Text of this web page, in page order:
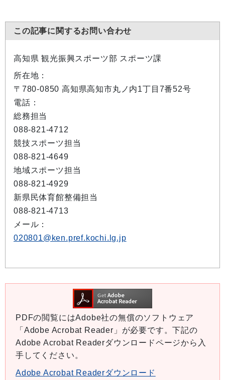
この記事に関するお問い合わせ
高知県 観光振興スポーツ部 スポーツ課
所在地：
〒780-0850 高知県高知市丸ノ内1丁目7番52号
電話：
総務担当
088-821-4712
競技スポーツ担当
088-821-4649
地域スポーツ担当
088-821-4929
新県民体育館整備担当
088-821-4713
メール：
020801@ken.pref.kochi.lg.jp
PDFの閲覧にはAdobe社の無償のソフトウェア
「Adobe Acrobat Reader」が必要です。下記の
Adobe Acrobat Readerダウンロードページから入
手してください。
Adobe Acrobat Readerダウンロード